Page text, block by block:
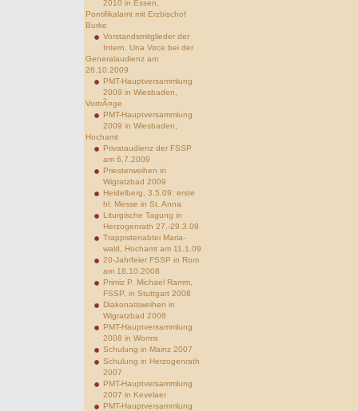
2010 in Essen,
Pontifikalamt mit Erzbischof
Burke
Vorstandsmitglieder der
Intern. Una Voce bei der
Generalaudienz am
28.10.2009
PMT-Hauptversammlung
2009 in Wiesbaden,
VortrÃ¤ge
PMT-Hauptversammlung
2009 in Wiesbaden,
Hochamt
Privataudienz der FSSP
am 6.7.2009
Priesterweihen in
Wigratzbad 2009
Heidelberg, 3.5.09: erste
hl. Messe in St. Anna
Liturgische Tagung in
Herzogenrath 27.-29.3.09
Trappistenabtei Maria-
wald, Hochamt am 11.1.09
20-Jahrfeier FSSP in Rom
am 18.10.2008
Primiz P. Michael Ramm,
FSSP, in Stuttgart 2008
Diakonatsweihen in
Wigratzbad 2008
PMT-Hauptversammlung
2008 in Worms
Schulung in Mainz 2007
Schulung in Herzogenrath
2007
PMT-Hauptversammlung
2007 in Kevelaer
PMT-Hauptversammlung